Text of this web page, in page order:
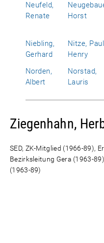
Neufeld,
Renate
Horst
Niebling,
Gerhard
Nitze, Paul
Henry
Norden,
Albert
Norstad,
Lauris
Ziegenhahn,
SED, ZK-Mitglied (1966-89),
Bezirksleitung Gera (1963-
(1963-89)